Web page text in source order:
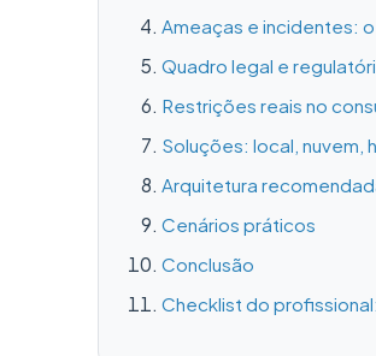
Ameaças e incidentes:
Quadro legal e
Restrições reais no
Soluções: local,
Arquitetura
Cenários práticos
Conclusão
Checklist do